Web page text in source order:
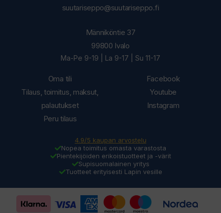
suutariseppo@suutariseppo.fi
Oma tili
Tilaus, toimitus, maksut,
palautukset
Peru tilaus
Männiköntie 37
99800 Ivalo
Ma-Pe 9-19 | La 9-17 | Su 11-17
Facebook
Youtube
Instagram
4.9/5 kaupan arvostelu
Nopea toimitus omasta varastosta
Pientekijöiden erikoistuotteet ja -värit
Supisuomalainen yritys
Tuotteet erityisesti Lapin vesille